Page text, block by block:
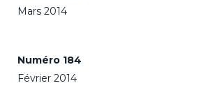
Mars 2014
Numéro 184
Février 2014